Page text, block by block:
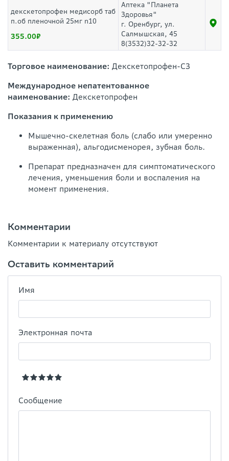
декскетопрофен медисорб таб
п.об пленочной 25мг n10
355.00
Аптека "Планета
Здоровья"
г. Оренбург, ул.
Салмышская, 45
8(3532)32-32-32
Торговое наименование: Декскетопрофен-СЗ
Международное непатентованное
наименование: Декскетопрофен
Показания к применению
Мышечно-скелетная боль (слабо или умеренно
выраженная), альгодисменорея, зубная боль.
Препарат предназначен для симптоматического
лечения, уменьшения боли и воспаления на
момент применения.
Комментарии
Комментарии к материалу отсутствуют
Оставить комментарий
Имя
Электронная почта
Сообщение